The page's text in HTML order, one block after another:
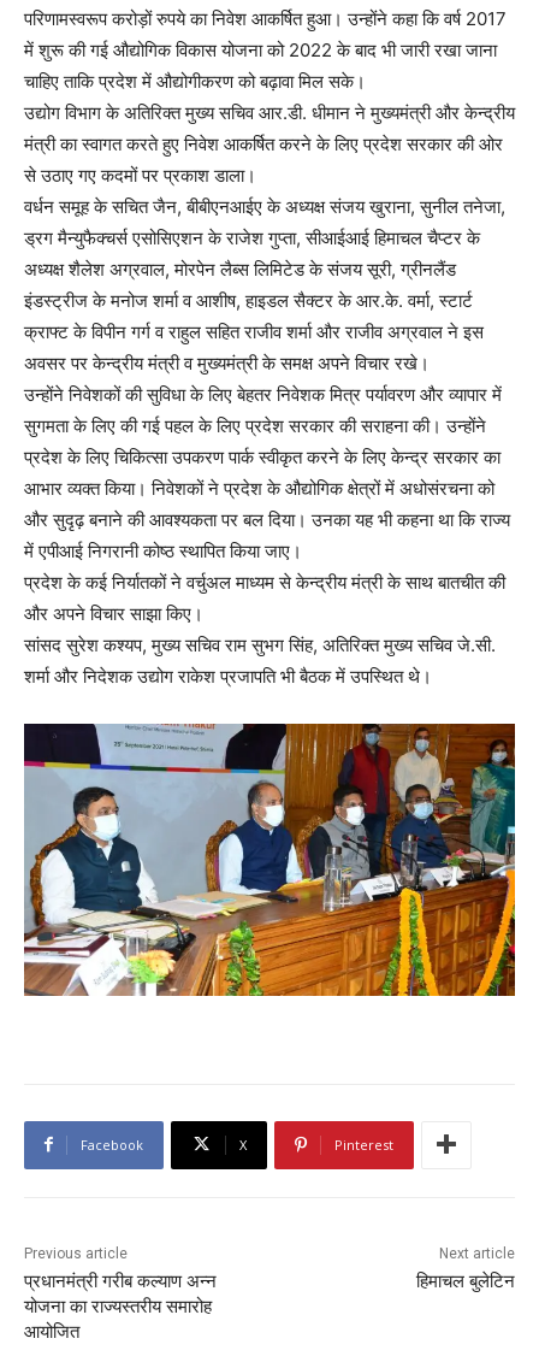
परिणामस्वरूप करोड़ों रुपये का निवेश आकर्षित हुआ। उन्होंने कहा कि वर्ष 2017
में शुरू की गई औद्योगिक विकास योजना को 2022 के बाद भी जारी रखा जाना
चाहिए ताकि प्रदेश में औद्योगीकरण को बढ़ावा मिल सके।
उद्योग विभाग के अतिरिक्त मुख्य सचिव आर.डी. धीमान ने मुख्यमंत्री और केन्द्रीय
मंत्री का स्वागत करते हुए निवेश आकर्षित करने के लिए प्रदेश सरकार की ओर
से उठाए गए कदमों पर प्रकाश डाला।
वर्धन समूह के सचित जैन, बीबीएनआईए के अध्यक्ष संजय खुराना, सुनील तनेजा,
ड्रग मैन्युफैक्चर्स एसोसिएशन के राजेश गुप्ता, सीआईआई हिमाचल चैप्टर के
अध्यक्ष शैलेश अग्रवाल, मोरपेन लैब्स लिमिटेड के संजय सूरी, ग्रीनलैंड
इंडस्ट्रीज के मनोज शर्मा व आशीष, हाइडल सैक्टर के आर.के. वर्मा, स्टार्ट
क्राफ्ट के विपीन गर्ग व राहुल सहित राजीव शर्मा और राजीव अग्रवाल ने इस
अवसर पर केन्द्रीय मंत्री व मुख्यमंत्री के समक्ष अपने विचार रखे।
उन्होंने निवेशकों की सुविधा के लिए बेहतर निवेशक मित्र पर्यावरण और व्यापार में
सुगमता के लिए की गई पहल के लिए प्रदेश सरकार की सराहना की। उन्होंने
प्रदेश के लिए चिकित्सा उपकरण पार्क स्वीकृत करने के लिए केन्द्र सरकार का
आभार व्यक्त किया। निवेशकों ने प्रदेश के औद्योगिक क्षेत्रों में अधोसंरचना को
और सुदृढ़ बनाने की आवश्यकता पर बल दिया। उनका यह भी कहना था कि राज्य
में एपीआई निगरानी कोष्ठ स्थापित किया जाए।
प्रदेश के कई निर्यातकों ने वर्चुअल माध्यम से केन्द्रीय मंत्री के साथ बातचीत की
और अपने विचार साझा किए।
सांसद सुरेश कश्यप, मुख्य सचिव राम सुभग सिंह, अतिरिक्त मुख्य सचिव जे.सी.
शर्मा और निदेशक उद्योग राकेश प्रजापति भी बैठक में उपस्थित थे।
Facebook X Pinterest
Previous article
प्रधानमंत्री गरीब कल्याण अन्न
योजना का राज्यस्तरीय समारोह
आयोजित
Next article
हिमाचल बुलेटिन